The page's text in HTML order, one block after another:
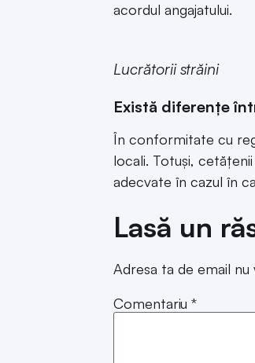
acordul angajatului.
Lucrătorii străini
Există diferențe
În conformitate cu
locali. Totuși,
adecvate în cazul în
Lasă un
Adresa ta de email nu
Comentariu *